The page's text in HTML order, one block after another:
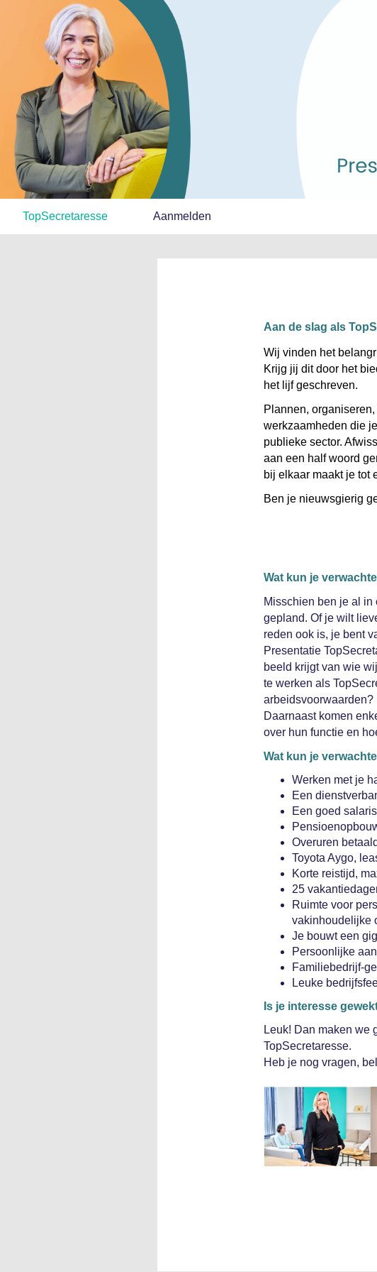
TopSecretaresse Aanmelden
Aan de slag als
Wij vinden het
Krijg jij dit door het
het lijf geschreven.
Plannen,
werkzaamheden die
publieke sector.
aan een half woord
bij elkaar maakt je tot
Ben je nieuwsgierig
Wat kun je
Misschien ben je al in
gepland. Of je wilt
reden ook is, je bent
Presentatie
beeld krijgt van wie
te werken als
Daarnaast komen
over hun functie en
Wat kun je
Werken met je
Een
Een goed
Overuren
Toyota Aygo,
Korte reistijd,
25
Ruimte voor
vakinhoudelijke
Je bouwt een
Persoonlijke
Familiebedrijf-
Leuke
Is je interesse
Leuk! Dan maken we
TopSecretaresse.
Heb je nog vragen,